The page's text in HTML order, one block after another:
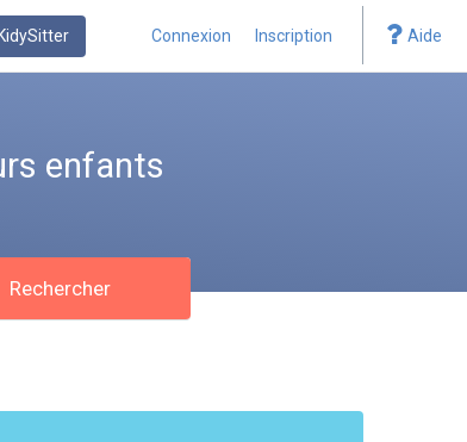
Connexion Inscription Aide
enfants
Rechercher